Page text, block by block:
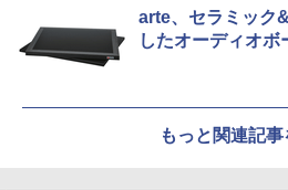
arte、セラミック
したオーディオボ
もっと関連記事